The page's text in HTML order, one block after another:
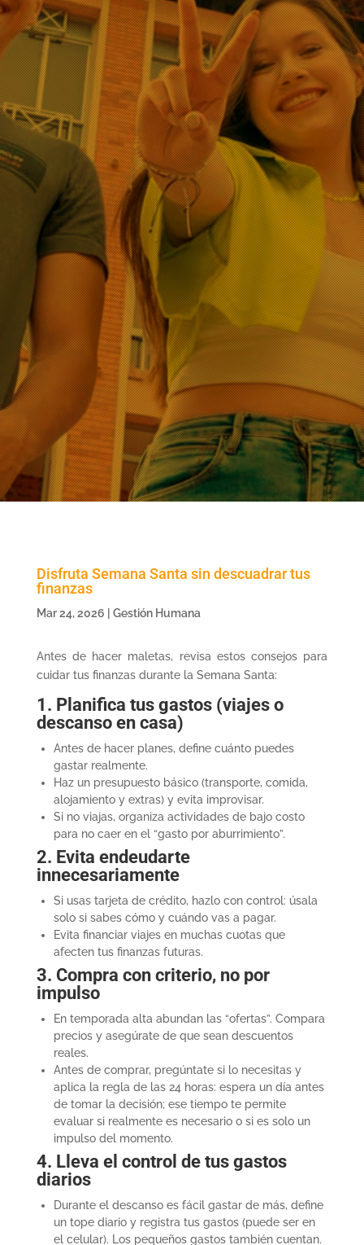
Disfruta Semana Santa sin descuadrar tus
finanzas
Mar 24, 2026 | Gestión Humana
Antes de hacer maletas, revisa estos consejos para
cuidar tus finanzas durante la Semana Santa:
1. Planifica tus gastos (viajes o
descanso en casa)
Antes de hacer planes, define cuánto puedes
gastar realmente.
Haz un presupuesto básico (transporte, comida,
alojamiento y extras) y evita improvisar.
Si no viajas, organiza actividades de bajo costo
para no caer en el “gasto por aburrimiento”.
2. Evita endeudarte
innecesariamente
Si usas tarjeta de crédito, hazlo con control: úsala
solo si sabes cómo y cuándo vas a pagar.
Evita financiar viajes en muchas cuotas que
afecten tus finanzas futuras.
3. Compra con criterio, no por
impulso
En temporada alta abundan las “ofertas”. Compara
precios y asegúrate de que sean descuentos
reales.
Antes de comprar, pregúntate si lo necesitas y
aplica la regla de las 24 horas: espera un día antes
de tomar la decisión; ese tiempo te permite
evaluar si realmente es necesario o si es solo un
impulso del momento.
4. Lleva el control de tus gastos
diarios
Durante el descanso es fácil gastar de más, define
un tope diario y registra tus gastos (puede ser en
el celular). Los pequeños gastos también cuentan.